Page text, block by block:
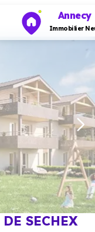
Annecy
Immobilier
SECHEX